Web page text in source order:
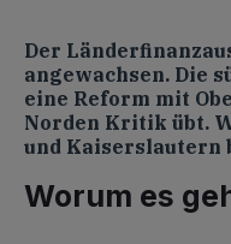
Der
angewachsen. Die
eine Reform mit
Norden Kritik übt.
und Kaiserslautern
Worum es